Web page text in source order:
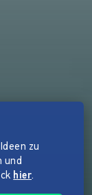
zu
und
hier.